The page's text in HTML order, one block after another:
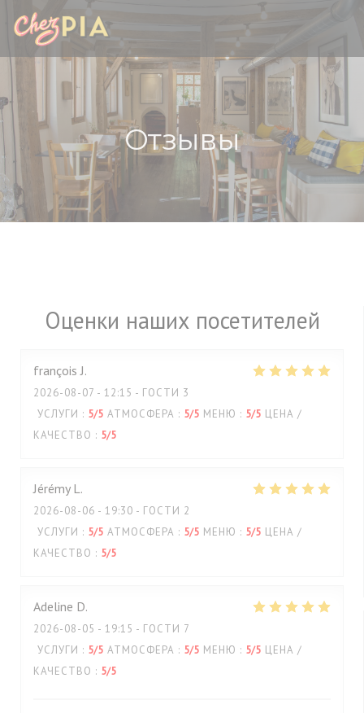
Панель управления cookies
Отзывы
Оценки наших посетителей
françois J
2026-08-07 - 12:15 - ГОСТИ 3
УСЛУГИ : 5/5 АТМОСФЕРА : 5/5 МЕНЮ : 5/5 ЦЕНА /
КАЧЕСТВО : 5/5
Jérémy L
2026-08-06 - 19:30 - ГОСТИ 2
УСЛУГИ : 5/5 АТМОСФЕРА : 5/5 МЕНЮ : 5/5 ЦЕНА /
КАЧЕСТВО : 5/5
Adeline D
2026-08-05 - 19:15 - ГОСТИ 7
УСЛУГИ : 5/5 АТМОСФЕРА : 5/5 МЕНЮ : 5/5 ЦЕНА /
КАЧЕСТВО : 5/5